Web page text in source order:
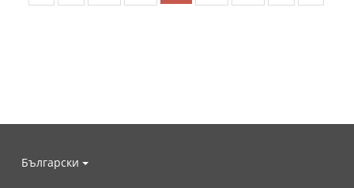
Български